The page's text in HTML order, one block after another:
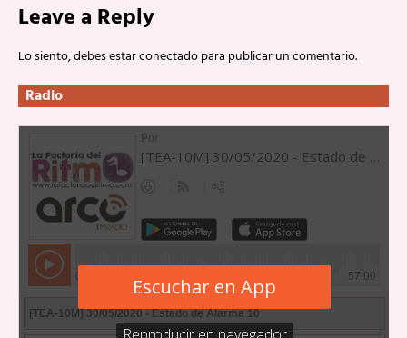
Leave a Reply
Lo siento, debes estarconectadopara publicar un comentario.
Radio